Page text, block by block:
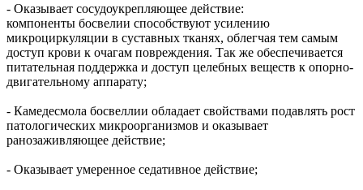
- Оказывает сосудоукрепляющее действие:
компоненты босвелии способствуют усилению
микроциркуляции в суставных тканях, облегчая тем самым
доступ крови к очагам повреждения. Так же обеспечивается
питательная поддержка и доступ целебных веществ к опорно-
двигательному аппарату;
- Камедесмола босвеллии обладает свойствами подавлять рост
патологических микроорганизмов и оказывает
ранозаживляющее действие;
- Оказывает умеренное седативное действие;